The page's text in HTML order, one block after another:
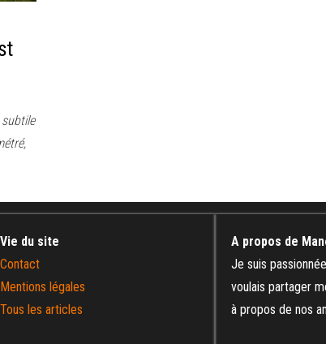
subtile
Vie du site
Contact
Mentions légales
Tous les articles
A propos de
Je suis
voulais partager
à propos de nos